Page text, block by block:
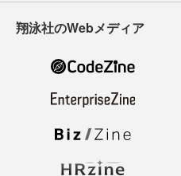
翔泳社のWebメディア